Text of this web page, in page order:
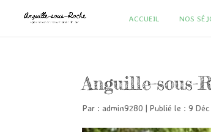
ACCUEIL NOS
Anguille-sous-
Par : admin9280 | Publié le : 9